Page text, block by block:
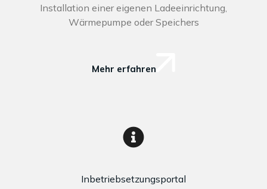
Installation einer eigenen Ladeeinrichtung,
Wärmepumpe oder Speichers
Mehr erfahren
Inbetriebsetzungsportal